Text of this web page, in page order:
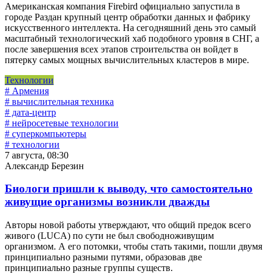
Американская компания Firebird официально запустила в
городе Раздан крупный центр обработки данных и фабрику
искусственного интеллекта. На сегодняшний день это самый
масштабный технологический хаб подобного уровня в СНГ, а
после завершения всех этапов строительства он войдет в
пятерку самых мощных вычислительных кластеров в мире.
Технологии
# Армения
# вычислительная техника
# дата-центр
# нейросетевые технологии
# суперкомпьютеры
# технологии
7 августа, 08:30
Александр Березин
Биологи пришли к выводу, что самостоятельно
живущие организмы возникли дважды
Авторы новой работы утверждают, что общий предок всего
живого (LUCA) по сути не был свободноживущим
организмом. А его потомки, чтобы стать такими, пошли двумя
принципиально разными путями, образовав две
принципиально разные группы существ.